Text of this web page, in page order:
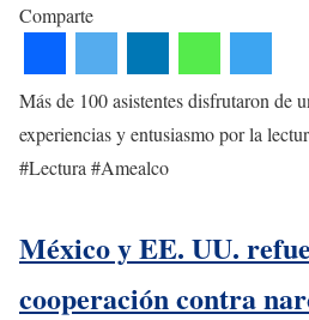
Comparte
Más de 100 asistentes disfrutaron de
experiencias y entusiasmo por la
#Lectura #Amealco
México y EE. UU.
cooperación contra